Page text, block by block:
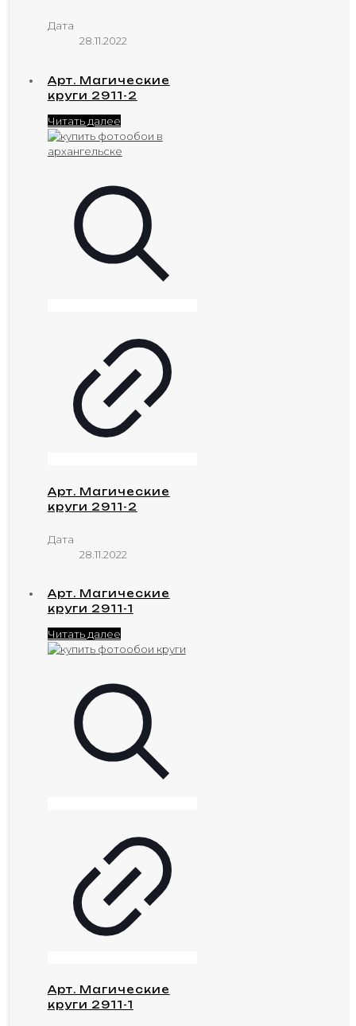
Дата
28.11.2022
Арт. Магические
круги 2911-2
Читать далее
Арт. Магические
круги 2911-2
Дата
28.11.2022
Арт. Магические
круги 2911-1
Читать далее
Арт. Магические
круги 2911-1